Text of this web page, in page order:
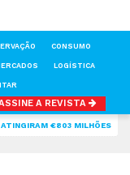
CONSUMO
LOGÍSTICA
A REVISTA
ATINGIRAM €803 MILHÕES